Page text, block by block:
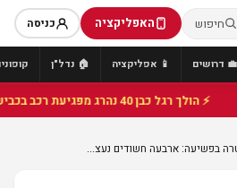
חיפוש האפליקציה כניסה
💼 דרושים 📱 אפליקציה 🏠 נדל"ן
⚡ הולך רגל כבן 40 נהרג מפגיעת רכב בכביש 25 סמוך לצומת הנשיא, מתנדבי זק"א פועלו בזירה
בפשיעה: ארבעה חשודים נעצ...